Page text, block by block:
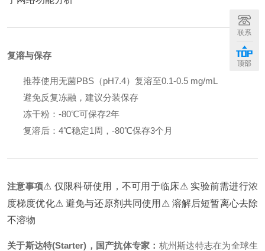
复溶与保存
推荐使用无菌PBS（pH7.4）复溶至0.1-0.5 mg/mL
避免反复冻融，建议分装保存
冻干粉：-80℃可保存2年
复溶后：4℃稳定1周，-80℃保存3个月
注意事项⚠ 仅限科研使用，不可用于临床⚠ 实验前需进行浓
度梯度优化⚠ 避免与还原剂共同使用 ⚠ 溶解后短暂离心去除
不溶物
关于斯达特(Starter)，国产抗体专家： 杭州斯达特志在为全球生
联系
顶部